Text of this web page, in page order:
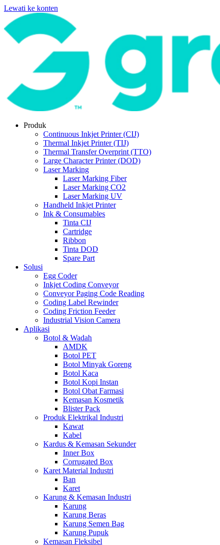
Lewati ke konten
Produk
Continuous Inkjet Printer (CIJ)
Thermal Inkjet Printer (TIJ)
Thermal Transfer Overprint (TTO)
Large Character Printer (DOD)
Laser Marking
Laser Marking Fiber
Laser Marking CO2
Laser Marking UV
Handheld Inkjet Printer
Ink & Consumables
Tinta CIJ
Cartridge
Ribbon
Tinta DOD
Spare Part
Solusi
Egg Coder
Inkjet Coding Conveyor
Conveyor Paging Code Reading
Coding Label Rewinder
Coding Friction Feeder
Industrial Vision Camera
Aplikasi
Botol & Wadah
AMDK
Botol PET
Botol Minyak Goreng
Botol Kaca
Botol Kopi Instan
Botol Obat Farmasi
Kemasan Kosmetik
Blister Pack
Produk Elektrikal Industri
Kawat
Kabel
Kardus & Kemasan Sekunder
Inner Box
Corrugated Box
Karet Material Industri
Ban
Karet
Karung & Kemasan Industri
Karung
Karung Beras
Karung Semen Bag
Karung Pupuk
Kemasan Fleksibel